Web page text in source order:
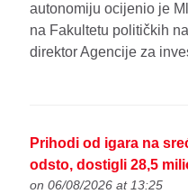
autonomiju ocijenio je
na Fakultetu političkih
direktor Agencije za
Prihodi od igara na
odsto, dostigli 28,5
on 06/08/2026 at 13:25